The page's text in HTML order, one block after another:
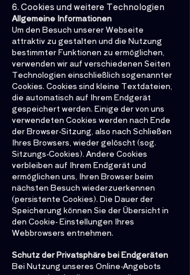
6. Cookies und weitere Technologien
Allgemeine Informationen
Um den Besuch unserer Webseite
attraktiv zu gestalten und die Nutzung
bestimmter Funktionen zu ermöglichen,
verwenden wir auf verschiedenen Seiten
Technologien einschließlich sogenannter
Cookies. Cookies sind kleine Textdateien,
die automatisch auf Ihrem Endgerät
gespeichert werden. Einige der von uns
verwendeten Cookies werden nach Ende
der Browser-Sitzung, also nach Schließen
Ihres Browsers, wieder gelöscht (sog.
Sitzungs-Cookies). Andere Cookies
verbleiben auf Ihrem Endgerät und
ermöglichen uns, Ihren Browser beim
nächsten Besuch wiederzuerkennen
(persistente Cookies). Die Dauer der
Speicherung können Sie der Übersicht in
den Cookie- Einstellungen Ihres
Webbrowsers entnehmen.
Schutz der Privatsphäre bei Endgeräten
Bei Nutzung unseres Online-Angebots